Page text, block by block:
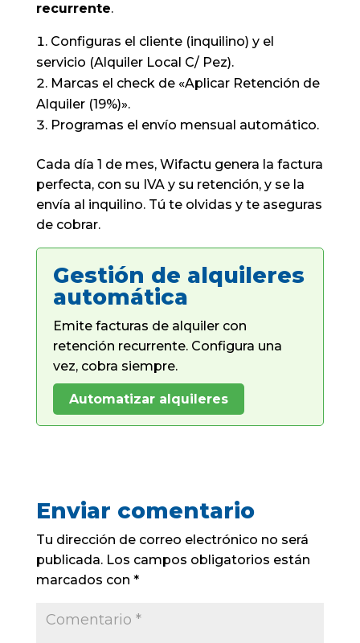
recurrente.
Configuras el cliente (inquilino) y el
servicio (Alquiler Local C/ Pez).
Marcas el check de «Aplicar Retención de
Alquiler (19%)».
Programas el envío mensual automático.
Cada día 1 de mes, Wifactu genera la factura
perfecta, con su IVA y su retención, y se la
envía al inquilino. Tú te olvidas y te aseguras
de cobrar.
Gestión de alquileres
automática
Emite facturas de alquiler con
retención recurrente. Configura una
vez, cobra siempre.
Automatizar alquileres
Enviar comentario
Tu dirección de correo electrónico no será
publicada. Los campos obligatorios están
marcados con *